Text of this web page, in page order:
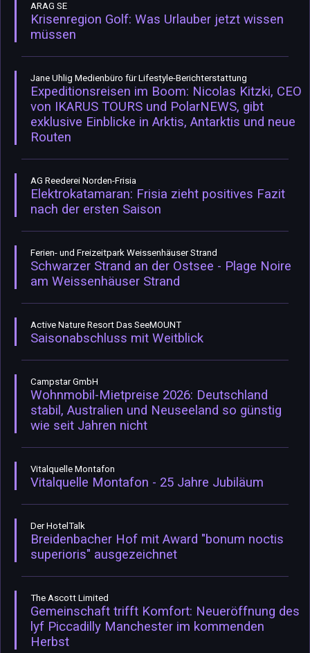
ARAG SE
Krisenregion Golf: Was Urlauber jetzt wissen
müssen
Jane Uhlig Medienbüro für Lifestyle-Berichterstattung
Expeditionsreisen im Boom: Nicolas Kitzki, CEO
von IKARUS TOURS und PolarNEWS, gibt
exklusive Einblicke in Arktis, Antarktis und neue
Routen
AG Reederei Norden-Frisia
Elektrokatamaran: Frisia zieht positives Fazit
nach der ersten Saison
Ferien- und Freizeitpark Weissenhäuser Strand
Schwarzer Strand an der Ostsee - Plage Noire
am Weissenhäuser Strand
Active Nature Resort Das SeeMOUNT
Saisonabschluss mit Weitblick
Campstar GmbH
Wohnmobil-Mietpreise 2026: Deutschland
stabil, Australien und Neuseeland so günstig
wie seit Jahren nicht
Vitalquelle Montafon
Vitalquelle Montafon - 25 Jahre Jubiläum
Der HotelTalk
Breidenbacher Hof mit Award "bonum noctis
superioris" ausgezeichnet
The Ascott Limited
Gemeinschaft trifft Komfort: Neueröffnung des
lyf Piccadilly Manchester im kommenden
Herbst